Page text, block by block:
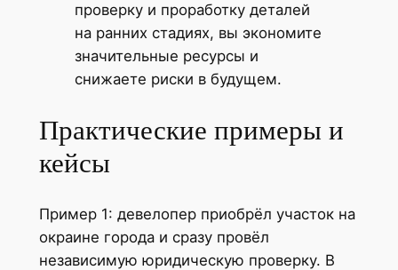
проверку и проработку деталей
на ранних стадиях, вы экономите
значительные ресурсы и
снижаете риски в будущем.
Практические примеры и
кейсы
Пример 1: девелопер приобрёл участок на
окраине города и сразу провёл
независимую юридическую проверку. В